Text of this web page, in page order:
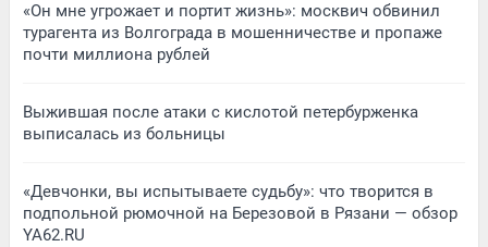
«Он мне угрожает и портит жизнь»: москвич обвинил
турагента из Волгограда в мошенничестве и пропаже
почти миллиона рублей
Выжившая после атаки с кислотой петербурженка
выписалась из больницы
«Девчонки, вы испытываете судьбу»: что творится в
подпольной рюмочной на Березовой в Рязани — обзор
YA62.RU